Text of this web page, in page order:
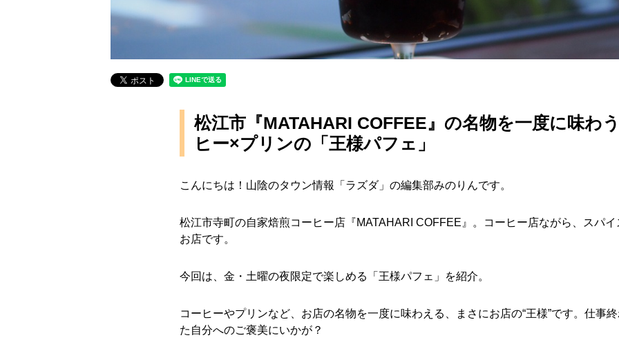
松江市『MATAHARI COFFEE』の名物を一度に味わ
ヒー×プリンの「王様パフェ」
こんにちは！山陰のタウン情報「ラズダ」の編集部みのりんです。
松江市寺町の自家焙煎コーヒー店『MATAHARI COFFEE』。コーヒー店ながら、スパ
お店です。
今回は、金・土曜の夜限定で楽しめる「王様パフェ」を紹介。
コーヒーやプリンなど、お店の名物を一度に味わえる、まさにお店の“王様”です。仕事
た自分へのご褒美にいかが？